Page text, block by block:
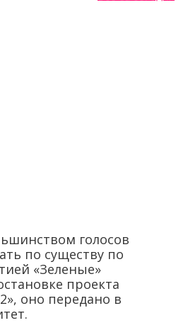
голосов
по существу по
«Зеленые»
проекта
оно передано в